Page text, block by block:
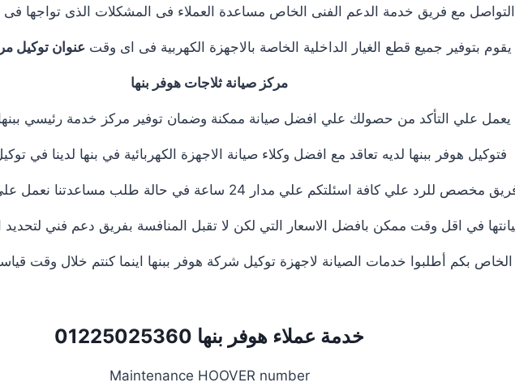
التواصل مع فريق خدمة الدعم الفنى الخاص مساعدة العملاء فى المشكلات الذى تواجها
بتوفير جميع قطع الغيار الداخلية الخاصة بالاجهزة الكهربية فى اى وقت عنوان توكيل
مركز صيانة ثلاجات هوفر بنها
يعمل علي التأكد من حصولك علي افضل صيانة ممكنة وضمان توفير مركز خدمة رئيسي
فتوكيل هوفر ببنها لديه تعاقد مع افضل وكلاء صيانة الاجهزة الكهربائية في بنها لدينا في
مخصص للرد علي كافة اسئلتكم علي مدار 24 ساعة في حالة طلب مساعدتنا نعمل علي توصيل اجهزتكم
في اقل وقت ممكن بافضل الاسعار التي لكن لا تقبل المنافسة بفريق دعم فني لتحديد
بكم أطلبوا خدمات الصيانة لاجهزة توكيل شركة هوفر ببنها اينما كنتم خلال وقت
خدمة عملاء هوفر بنها
Maintenance HOOVER number